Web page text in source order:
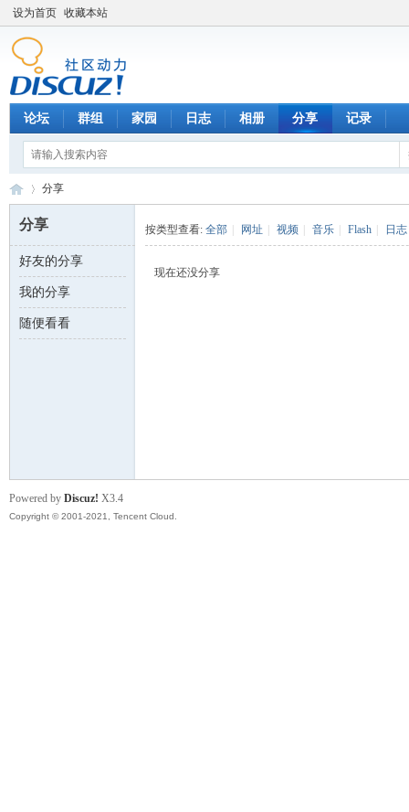
设为首页 收藏本站
论坛 群组 家园 日志 相册 分享 记录
数 ›
分享
分享
好友的分享
我的分享
随便看看
按类型查看: 全部 网址 视频 音乐 Flash 日志
现在还没分享
Powered by Discuz! X3.4
Copyright © 2001-2021, Tencent Cloud.